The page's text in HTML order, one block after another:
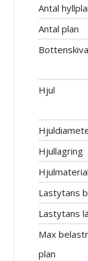
Antal
Antal plan
Bottenskiva
Hjul
Hjullagring
Hjulmaterial
Lastytans
Lastytans
Max
plan